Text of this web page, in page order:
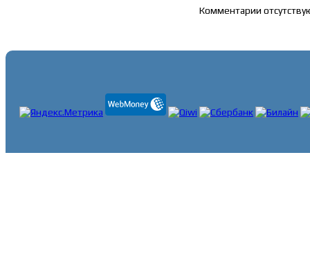
Комментарии